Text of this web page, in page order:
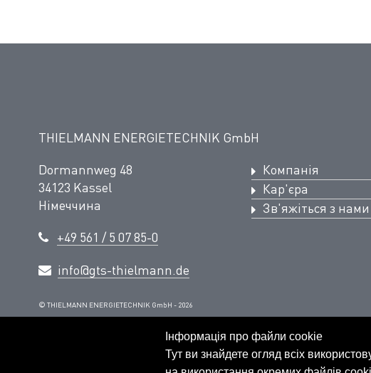
THIELMANN ENERGIETECHNIK GmbH
Dormannweg 48
34123 Kassel
Німеччина
+49 561 / 5 07 85-0
info@gts-thielmann.de
Компанія
Кар'єра
Зв'яжіться з нами
© THIELMANN ENERGIETECHNIK GmbH - 2026
Інформація про файли cookie
Тут ви знайдете огляд всіх